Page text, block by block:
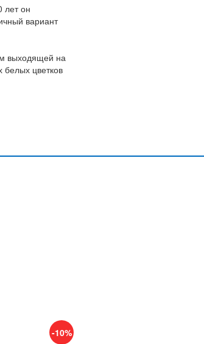
лет он
вариант
выходящей на
цветков
-10%